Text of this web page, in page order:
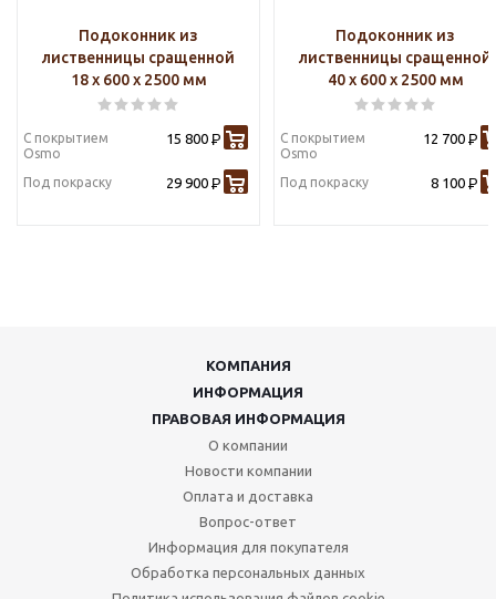
Подоконник из
лиственницы сращенной
18 х 600 х 2500 мм
С покрытием
Osmo
15 800 Р
Под покраску 29 900 Р
Подоконник из
лиственницы сращенной
40 х 600 х 2500 мм
С покрытием
Osmo
12 700 Р
Под покраску 8 100 Р
КОМПАНИЯ
ИНФОРМАЦИЯ
ПРАВОВАЯ ИНФОРМАЦИЯ
О компании
Новости компании
Оплата и доставка
Вопрос-ответ
Информация для покупателя
Обработка персональных данных